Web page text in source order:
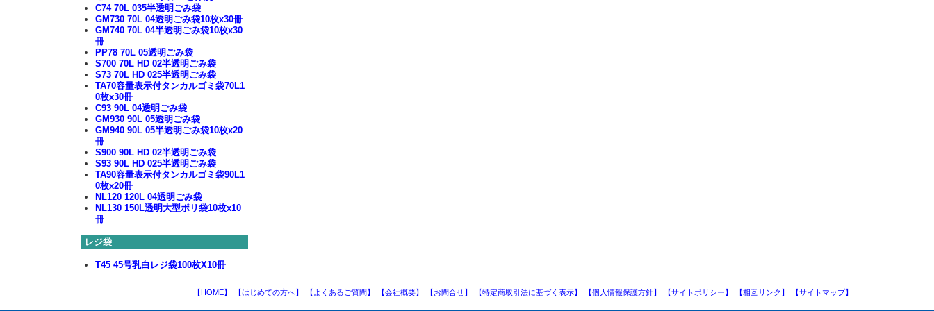
C74 70L 035半透明ごみ袋
GM730 70L 04透明ごみ袋10枚x30冊
GM740 70L 04半透明ごみ袋10枚x30
冊
PP78 70L 05透明ごみ袋
S700 70L HD 02半透明ごみ袋
S73 70L HD 025半透明ごみ袋
TA70容量表示付タンカルゴミ袋70L1
0枚x30冊
C93 90L 04透明ごみ袋
GM930 90L 05透明ごみ袋
GM940 90L 05半透明ごみ袋10枚x20
冊
S900 90L HD 02半透明ごみ袋
S93 90L HD 025半透明ごみ袋
TA90容量表示付タンカルゴミ袋90L1
0枚x20冊
NL120 120L 04透明ごみ袋
NL130 150L透明大型ポリ袋10枚x10
冊
レジ袋
T45 45号乳白レジ袋100枚X10冊
【HOME】 【はじめての方へ】 【よくあるご質問】 【会社概要】 【お問合せ】 【特定商取引法に基づく表示】 【個人情報保護方針】 【サイトポリシー】 【相互リンク】 【サイトマップ】